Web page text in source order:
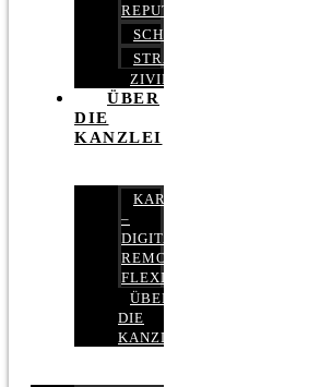
REPUTATIONSMANAGEMENT
SCHUFARECHT
STRAFRECHT
ZIVILRECHT
ÜBER
DIE
KANZLEI
KARRIERE
–
DIGITAL,
REMOTE,
FLEXIBEL
ÜBER
DIE
KANZLEI